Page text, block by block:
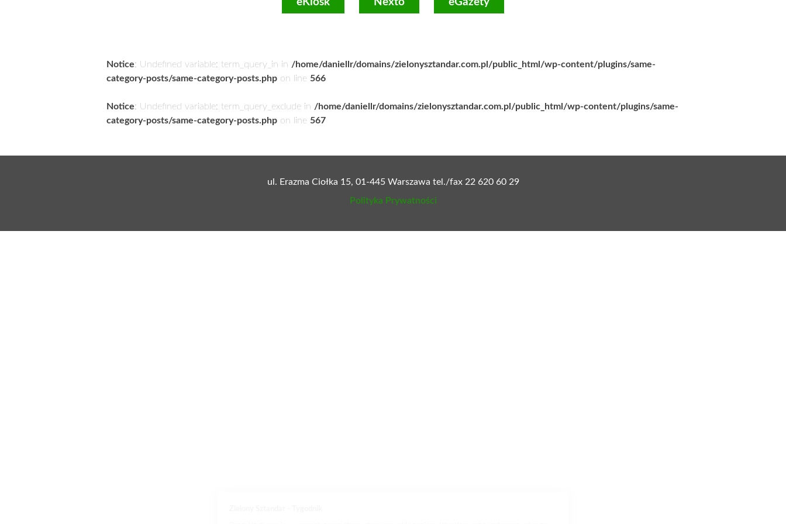
eKiosk Nexto eGazety
Notice: Undefined variable: term_query_in in /home/daniellr/domains/zielonysztandar.com.pl/public_html/wp-content/plugins/same-
category-posts/same-category-posts.php on line 566
Notice: Undefined variable: term_query_exclude in /home/daniellr/domains/zielonysztandar.com.pl/public_html/wp-content/plugins/same-
category-posts/same-category-posts.php on line 567
ul. Erazma Ciołka 15, 01-445 Warszawa tel./fax 22 620 60 29
Polityka Prywatności